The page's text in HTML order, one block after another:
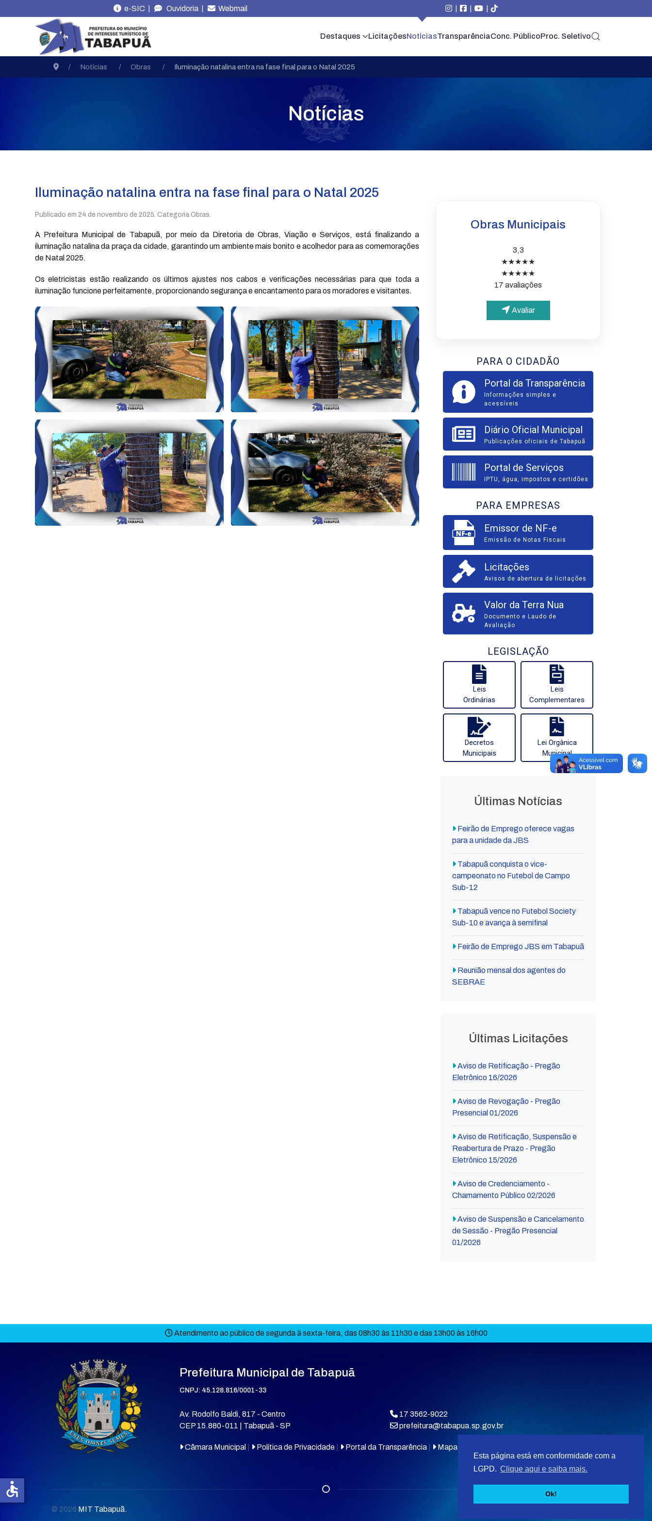
Esta página está em conformidade com a
LGPD. Clique aqui e saiba mais.
Ok!
e-SIC | Ouvidoria | Webmail | | |
Destaques LicitaçõesNotíciasTransparênciaConc. PúblicoProc. Seletivo
Notícias Obras Iluminação natalina entra na fase final para o Natal 2025
Notícias
Iluminação natalina entra na fase final para o Natal 2025
Publicado em 24 de novembro de 2025 . Categoria Obras.
A Prefeitura Municipal de Tabapuã, por meio da Diretoria de Obras, Viação e Serviços, está finalizando a
iluminação natalina da praça da cidade, garantindo um ambiente mais bonito e acolhedor para as comemorações
de Natal 2025.
Os eletricistas estão realizando os últimos ajustes nos cabos e verificações necessárias para que toda a
iluminação funcione perfeitamente, proporcionando segurança e encantamento para os moradores e visitantes.
Obras Municipais
3,3
★★★★★
★★★★★
17 avaliações
Avaliar
PARA O CIDADÃO
Portal da Transparência
Informações simples e
acessíveis
Diário Oficial Municipal
Publicações oficiais de Tabapuã
Portal de Serviços
IPTU, água, impostos e certidões
PARA EMPRESAS
Emissor de NF-e
Emissão de Notas Fiscais
Licitações
Avisos de abertura de licitações
Valor da Terra Nua
Documento e Laudo de
Avaliação
LEGISLAÇÃO
Leis
Ordinárias
Leis
Complementares
Decretos
Municipais
Lei Orgânica
Municipal
Últimas Notícias
Feirão de Emprego oferece vagas
para a unidade da JBS
Tabapuã conquista o vice-
campeonato no Futebol de Campo
Sub-12
Tabapuã vence no Futebol Society
Sub-10 e avança à semifinal
Feirão de Emprego JBS em Tabapuã
Reunião mensal dos agentes do
SEBRAE
Últimas Licitações
Aviso de Retificação - Pregão
Eletrônico 16/2026
Aviso de Revogação - Pregão
Presencial 01/2026
Aviso de Retificação, Suspensão e
Reabertura de Prazo - Pregão
Eletrônico 15/2026
Aviso de Credenciamento -
Chamamento Público 02/2026
Aviso de Suspensão e Cancelamento
de Sessão - Pregão Presencial
01/2026
Atendimento ao público de segunda à sexta-feira, das 08h30 às 11h30 e das 13h00 às 16h00
Prefeitura Municipal de Tabapuã
CNPJ: 45.128.816/0001-33
Av. Rodolfo Baldi, 817 - Centro
CEP 15.880-011 | Tabapuã - SP
17 3562-9022
prefeitura@tabapua.sp.gov.br
Câmara Municipal Política de Privacidade Portal da Transparência Mapa do site
© 2026 MIT Tabapuã.
accessible